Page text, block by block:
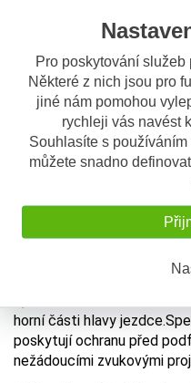
Pro poskytování
Některé z nich jsou pro
jiné nám pomohou
rychleji vás navést
Souhlasíte s
můžete snadno
patentovaný polohovací
uzavíracím mechanismem.
Lícnice
Vnitřní pěnová vycpávka
poskytovala rovnoměrný
průběhu času. Podšívka
polystyrenové straně
Lze ji snadno vyjmout,
nezmění její vlastnosti.
Vnitřní polstrování
Propracovaná vnitřní
horní části hlavy
poskytují ochranu před
nežádoucími zvukovými